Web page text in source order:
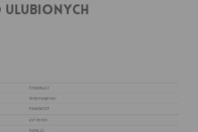
ulubionych